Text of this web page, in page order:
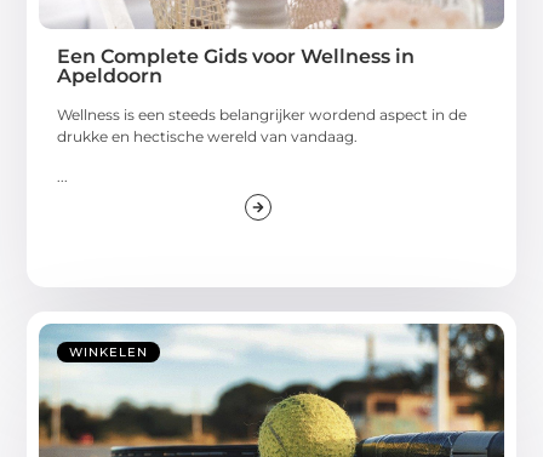
Een Complete Gids voor Wellness in
Apeldoorn
Wellness is een steeds belangrijker wordend aspect in de
drukke en hectische wereld van vandaag.
WINKELEN